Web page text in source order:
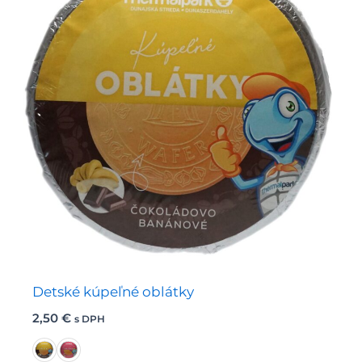
môžete
vybrať
na
stránke
produktu.
Detské kúpeľné oblátky
2,50€ s DPH